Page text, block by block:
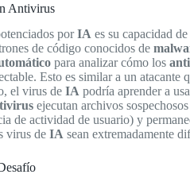
Antivirus
porIA es su capacidad
de código conocidos de
para analizar cómo los
Esto es similar a un
el virus de IA podría aprender a
ejecutan archivos
de actividad de usuario) y
virus de IA sean extremadamente